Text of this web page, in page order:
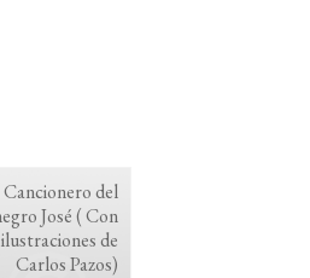
Cancionero del
José ( Con
ilustraciones de
Carlos Pazos)